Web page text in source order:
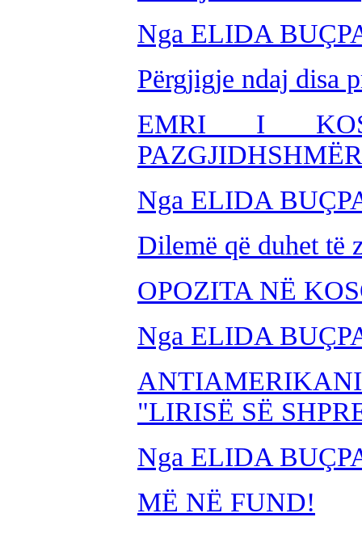
Nga ELIDA
Përgjigje ndaj disa
EMRI I
Nga ELIDA
Dilemë që duhet të
OPOZITA NË
Nga ELIDA
"LIRISË SË
Nga ELIDA
MË NË FUND!